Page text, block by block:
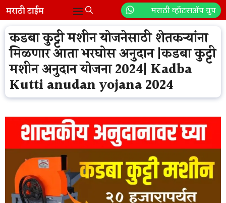
Skip
to
content
मराठी व्हॉटसॲप ग्रुप
Menu
कडबा कुट्टी मशीन योजनेसाठी शेतकऱ्यांना
मिळणार आता भरघोस अनुदान |कडबा कुट्टी
मशीन अनुदान योजना 2024| Kadba
Kutti anudan yojana 2024